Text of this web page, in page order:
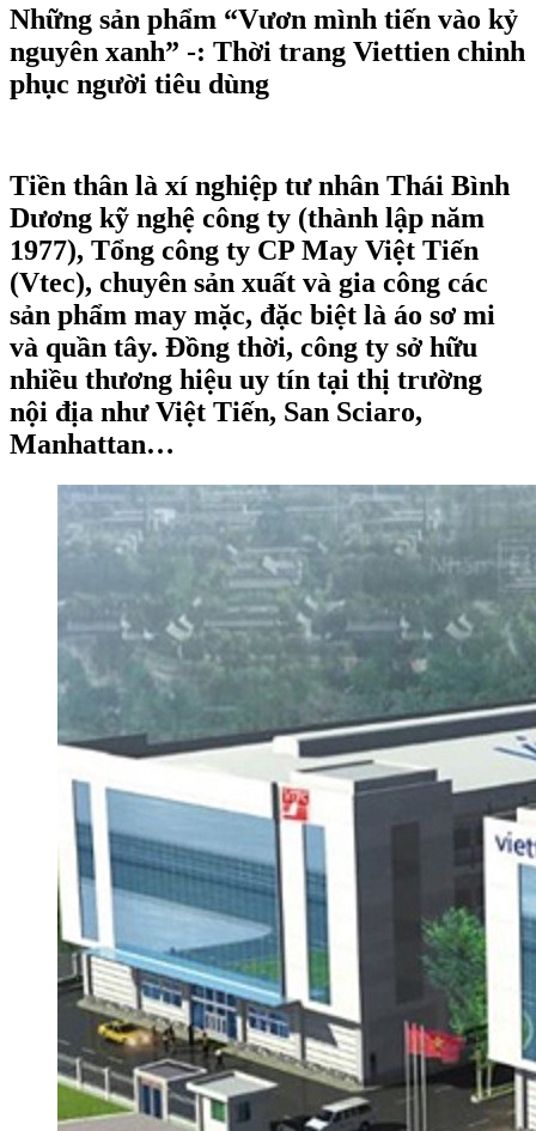
Những sản phẩm “Vươn mình tiến vào kỷ
nguyên xanh” -: Thời trang Viettien chinh
phục người tiêu dùng
Tiền thân là xí nghiệp tư nhân Thái Bình
Dương kỹ nghệ công ty (thành lập năm
1977), Tổng công ty CP May Việt Tiến
(Vtec), chuyên sản xuất và gia công các
sản phẩm may mặc, đặc biệt là áo sơ mi
và quần tây. Đồng thời, công ty sở hữu
nhiều thương hiệu uy tín tại thị trường
nội địa như Việt Tiến, San Sciaro,
Manhattan…